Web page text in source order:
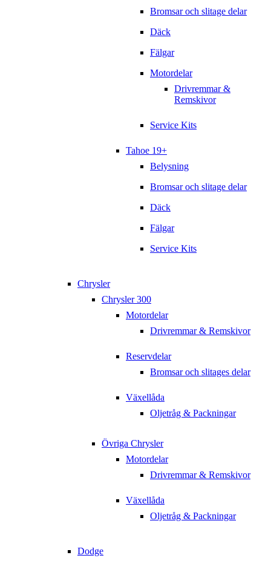
Bromsar och slitage delar
Däck
Fälgar
Motordelar
Drivremmar &
Remskivor
Service Kits
Tahoe 19+
Belysning
Bromsar och slitage delar
Däck
Fälgar
Service Kits
Chrysler
Chrysler 300
Motordelar
Drivremmar & Remskivor
Reservdelar
Bromsar och slitages delar
Växellåda
Oljetråg & Packningar
Övriga Chrysler
Motordelar
Drivremmar & Remskivor
Växellåda
Oljetråg & Packningar
Dodge